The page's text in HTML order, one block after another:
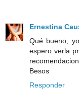
Ernestina
Qué bueno,
espero verla
Besos
Responder